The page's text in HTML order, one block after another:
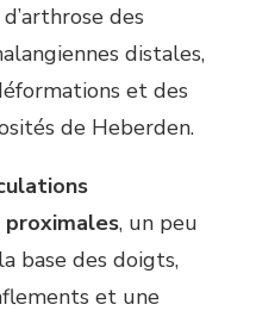
des
distales,
et des
de Heberden.
proximales, un peu
base des doigts,
et une